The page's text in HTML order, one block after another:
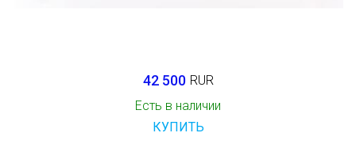
42 500 RUR
Есть в наличии
КУПИТЬ